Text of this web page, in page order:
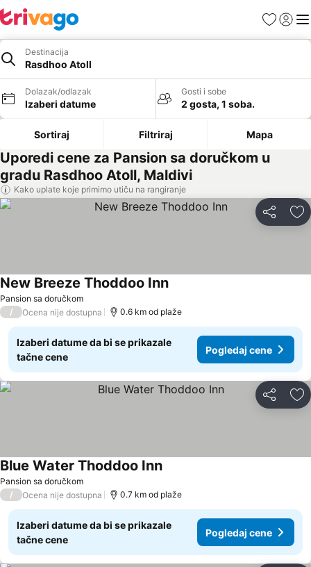
FavoritiPrijavi
Destinacija
Rasdhoo Atoll
Dolazak/odlazak
Izaberi datume
Gosti i sobe
2 gosta, 1 soba.
Sortiraj Filtriraj Mapa
Uporedi cene za Pansion sa doručkom u
gradu Rasdhoo Atoll, Maldivi
Kako uplate koje primimo utiču na rangiranje
Deli
Pansion sa doručkom
New Breeze Thoddoo Inn
/ Ocena nije dostupna 0.6 km od plaže
Izaberi datume da bi se prikazale
tačne cene
Pogledaj cene
Deli
Pansion sa doručkom
Blue Water Thoddoo Inn
/ Ocena nije dostupna 0.7 km od plaže
Izaberi datume da bi se prikazale
tačne cene
Pogledaj cene